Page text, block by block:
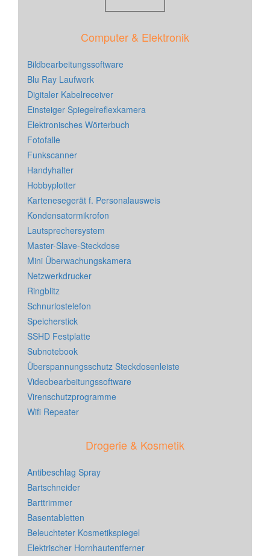
Computer & Elektronik
Bildbearbeitungssoftware
Blu Ray Laufwerk
Digitaler Kabelreceiver
Einsteiger Spiegelreflexkamera
Elektronisches Wörterbuch
Fotofalle
Funkscanner
Handyhalter
Hobbyplotter
Kartenesegerät f. Personalausweis
Kondensatormikrofon
Lautsprechersystem
Master-Slave-Steckdose
Mini Überwachungskamera
Netzwerkdrucker
Ringblitz
Schnurlostelefon
Speicherstick
SSHD Festplatte
Subnotebook
Überspannungsschutz Steckdosenleiste
Videobearbeitungssoftware
Virenschutzprogramme
Wifi Repeater
Drogerie & Kosmetik
Antibeschlag Spray
Bartschneider
Barttrimmer
Basentabletten
Beleuchteter Kosmetikspiegel
Elektrischer Hornhautentferner